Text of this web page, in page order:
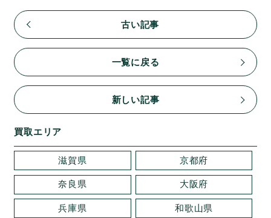
古い記事
一覧に戻る
新しい記事
買取エリア
滋賀県 京都府
奈良県 大阪府
兵庫県 和歌山県